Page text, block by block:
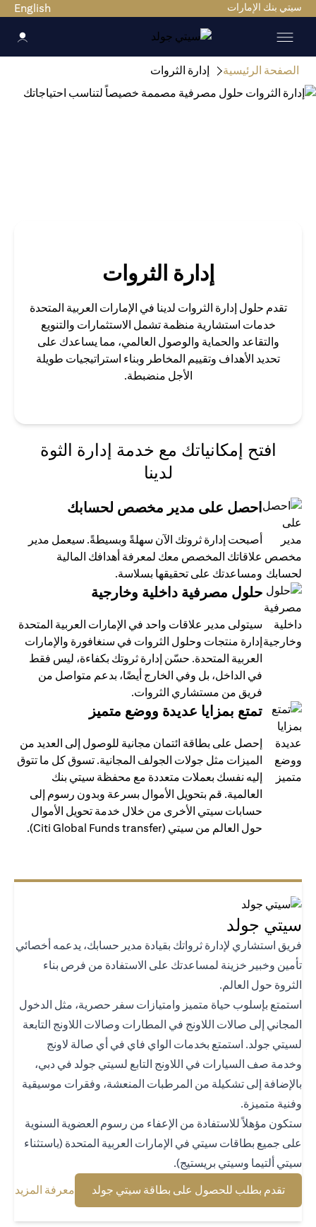
بنك الإمارات English
الرئيسية إدارة الثروات
إدارة الثروات
تقدم حلول إدارة الثروات لدينا في الإمارات العربية المتحدة
خدمات استشارية منظمة تشمل الاستثمارات والتنويع
والتقاعد والحماية والوصول العالمي، مما يساعدك على
تحديد الأهداف وتقييم المخاطر وبناء استراتيجيات طويلة
الأجل منضبطة.
افتح إمكانياتك مع خدمة إدارة الثوة
لدينا
احصل على مدير مخصص لحسابك
أصبحت إدارة ثروتك الآن سهلةً وبسيطةً. سيعمل مدير
علاقاتك المخصص معك لمعرفة أهدافك المالية
ومساعدتك على تحقيقها بسلاسة.
حلول مصرفية داخلية وخارجية
سيتولى مدير علاقات واحد في الإمارات العربية المتحدة
إدارة منتجات وحلول الثروات في سنغافورة والإمارات
العربية المتحدة. حسّن إدارة ثروتك بكفاءة، ليس فقط
في الداخل، بل وفي الخارج أيضًا، بدعم متواصل من
فريق من مستشاري الثروات.
تمتع بمزايا عديدة ووضع متميز
إحصل على بطاقة ائتمان مجانية للوصول إلى العديد من
الميزات مثل جولات الجولف المجانية. تسوق كل ما تتوق
إليه نفسك بعملات متعددة مع محفظة سيتي بنك
العالمية. قم بتحويل الأموال بسرعة وبدون رسوم إلى
حسابات سيتي الأخرى من خلال خدمة تحويل الأموال
حول العالم من سيتي (Citi Global Funds transfer).
جولد
استشاري لإدارة ثرواتك بقيادة مدير حسابك، يدعمه أخصائي
وخبير خزينة لمساعدتك على الاستفادة من فرص بناء
حول العالم.
بإسلوب حياة متميز وامتيازات سفر حصرية، مثل الدخول
إلى صالات اللاونج في المطارات وصالات اللاونج التابعة
جولد. استمتع بخدمات الواي فاي في أي صالة لاونج
صف السيارات في اللاونج التابع لسيتي جولد في دبي،
إلى تشكيلة من المرطبات المنعشة، وفقرات موسيقية
متميزة.
مؤهلاً للاستفادة من الإعفاء من رسوم العضوية السنوية
جميع بطاقات سيتي في الإمارات العربية المتحدة (باستثناء
ألتيما وسيتي بريستيج).
تقدم بطلب للحصول على بطاقة سيتي جولد (opens in a new tab) معرفة المزيد(opens in a new tab)